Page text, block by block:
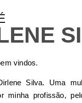
vindos.
Silva. Uma
minha profissão,